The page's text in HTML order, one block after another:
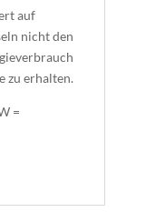
auf
nicht den
zu erhalten.
=